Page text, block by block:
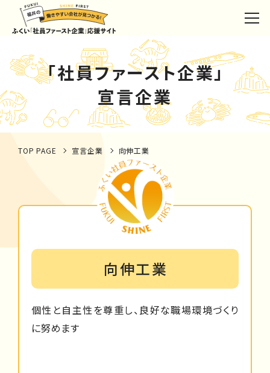
「社員ファースト企業」
宣言企業
TOP PAGE 宣言企業 向伸工業
向伸工業
個性と自主性を尊重し、良好な職場環境づくり
に努めます